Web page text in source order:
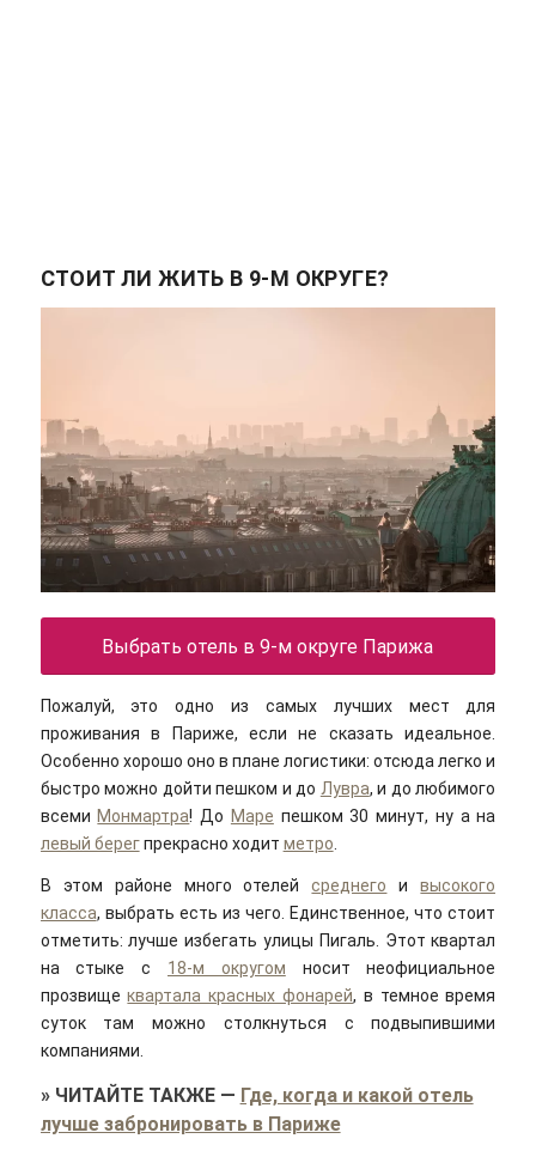
СТОИТ ЛИ ЖИТЬ В 9-М ОКРУГЕ?
Выбрать отель в 9-м округе Парижа
Пожалуй, это одно из самых лучших мест для
проживания в Париже, если не сказать идеальное.
Особенно хорошо оно в плане логистики: отсюда легко и
быстро можно дойти пешком и до Лувра, и до любимого
всеми Монмартра! До Маре пешком 30 минут, ну а на
левый берегпрекрасно ходит метро.
В этом районе много отелейсреднего ивысокого
класса, выбрать есть из чего. Единственное, что стоит
отметить: лучше избегать улицы Пигаль. Этот квартал
на стыке с 18-м округом носит неофициальное
прозвищеквартала красных фонарей, в темное время
суток там можно столкнуться с подвыпившими
компаниями.
» ЧИТАЙТЕ ТАКЖЕ— Где, когда и какой отель
лучше забронировать в Париже